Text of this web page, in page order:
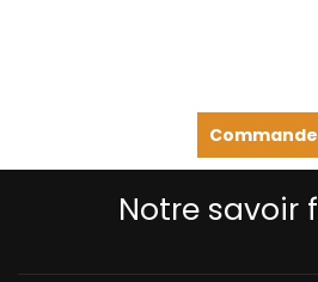
Notre savoir